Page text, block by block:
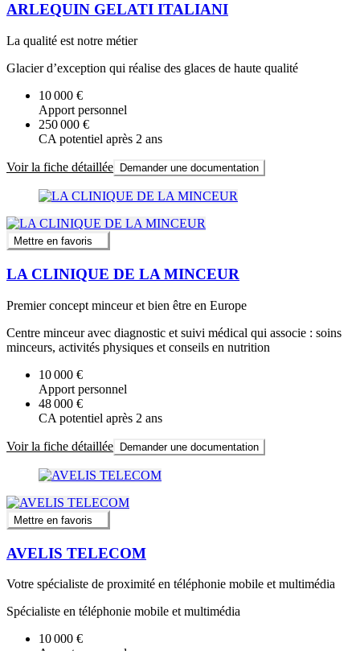
ARLEQUIN GELATI ITALIANI
La qualité est notre métier
Glacier d’exception qui réalise des glaces de haute qualité
10 000 €
Apport personnel
250 000 €
CA potentiel après 2 ans
Voir la fiche détaillée Demander une documentation
Mettre en favoris
LA CLINIQUE DE LA MINCEUR
Premier concept minceur et bien être en Europe
Centre minceur avec diagnostic et suivi médical qui associe : soins
minceurs, activités physiques et conseils en nutrition
10 000 €
Apport personnel
48 000 €
CA potentiel après 2 ans
Voir la fiche détaillée Demander une documentation
Mettre en favoris
AVELIS TELECOM
Votre spécialiste de proximité en téléphonie mobile et multimédia
Spécialiste en téléphonie mobile et multimédia
10 000 €